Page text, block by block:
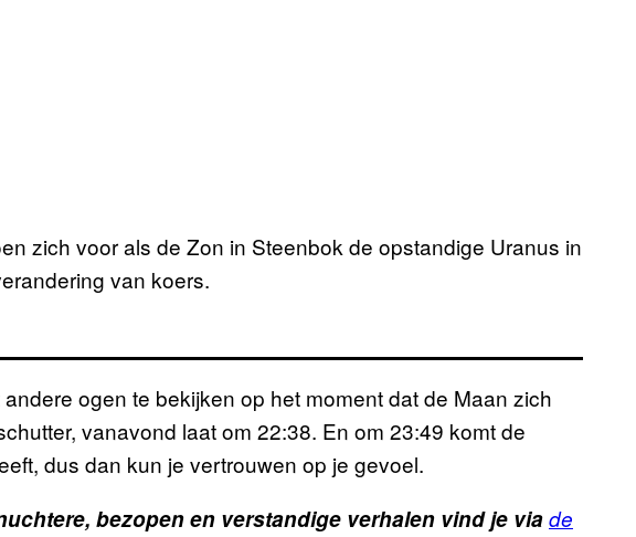
zich voor als de Zon in Steenbok de opstandige Uranus in
van koers.
ogen te bekijken op het moment dat de Maan zich
vanavond laat om 22:38. En om 23:49 komt de
dus dan kun je vertrouwen op je gevoel.
bezopen en verstandige verhalen vind je viade